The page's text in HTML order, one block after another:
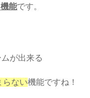
能です。
が出来る
らない機能ですね！